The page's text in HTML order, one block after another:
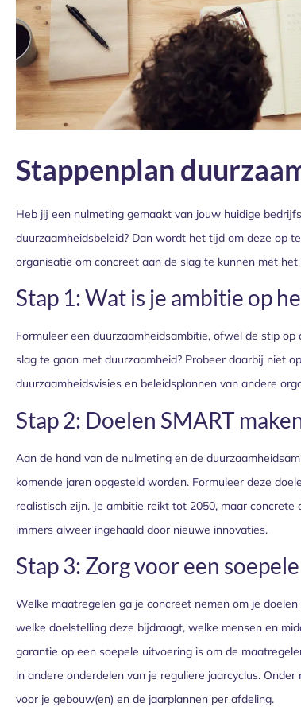
Stappenplan
Heb jij een nulmeting gemaakt van jouw huidige
duurzaamheidsbeleid? Dan wordt het tijd om deze op
organisatie om concreet aan de slag te kunnen met
Stap 1: Wat is je ambitie op
Formuleer een duurzaamheidsambitie, ofwel de stip
slag te gaan met duurzaamheid? Probeer daarbij niet
duurzaamheidsvisies en beleidsplannen van andere
Stap 2: Doelen SMART
Aan de hand van de nulmeting en de
komende jaren opgesteld worden. Formuleer deze
realistisch zijn. Je ambitie reikt tot 2050, maar
immers alweer ingehaald door nieuwe innovaties.
Stap 3: Zorg voor een
Welke maatregelen ga je concreet nemen om je
welke doelstelling deze bijdraagt, welke mensen en
garantie op een soepele uitvoering is om de
in andere onderdelen van je reguliere jaarcyclus.
voor je gebouw(en) en de jaarplannen per afdeling.